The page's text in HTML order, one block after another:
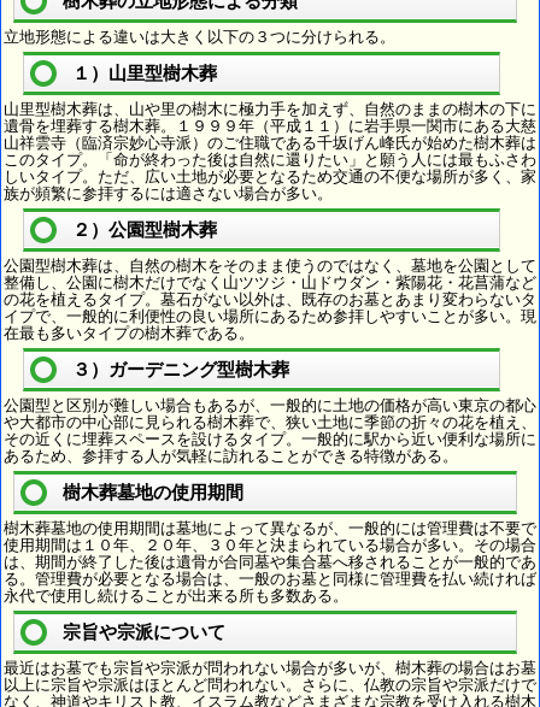
立地形態による違いは大きく以下の３つに分けられる。
１）山里型樹木葬
山里型樹木葬は、山や里の樹木に極力手を加えず、自然のままの樹木の下に
遺骨を埋葬する樹木葬。１９９９年（平成１１）に岩手県一関市にある大慈
山祥雲寺（臨済宗妙心寺派）のご住職である千坂げん峰氏が始めた樹木葬は
このタイプ。「命が終わった後は自然に還りたい」と願う人には最もふさわ
しいタイプ。ただ、広い土地が必要となるため交通の不便な場所が多く、家
族が頻繁に参拝するには適さない場合が多い。
２）公園型樹木葬
公園型樹木葬は、自然の樹木をそのまま使うのではなく、墓地を公園として
整備し、公園に樹木だけでなく山ツツジ・山ドウダン・紫陽花・花菖蒲など
の花を植えるタイプ。墓石がない以外は、既存のお墓とあまり変わらないタ
イプで、一般的に利便性の良い場所にあるため参拝しやすいことが多い。現
在最も多いタイプの樹木葬である。
３）ガーデニング型樹木葬
公園型と区別が難しい場合もあるが、一般的に土地の価格が高い東京の都心
や大都市の中心部に見られる樹木葬で、狭い土地に季節の折々の花を植え、
その近くに埋葬スペースを設けるタイプ。一般的に駅から近い便利な場所に
あるため、参拝する人が気軽に訪れることができる特徴がある。
樹木葬墓地の使用期間
樹木葬墓地の使用期間は墓地によって異なるが、一般的には管理費は不要で
使用期間は１０年、２０年、３０年と決まられている場合が多い。その場合
は、期間が終了した後は遺骨が合同墓や集合墓へ移されることが一般的であ
る。管理費が必要となる場合は、一般のお墓と同様に管理費を払い続ければ
永代で使用し続けることが出来る所も多数ある。
宗旨や宗派について
最近はお墓でも宗旨や宗派が問われない場合が多いが、樹木葬の場合はお墓
以上に宗旨や宗派はほとんど問われない。さらに、仏教の宗旨や宗派だけで
なく、神道やキリスト教、イスラム教などさまざまな宗教を受け入れる樹木